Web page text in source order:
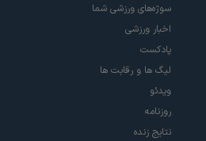
سوژه‌های ورزشی شما
اخبار ورزشی
پادکست
لیگ ها و رقابت ها
ویدئو
روزنامه
نتایج زنده